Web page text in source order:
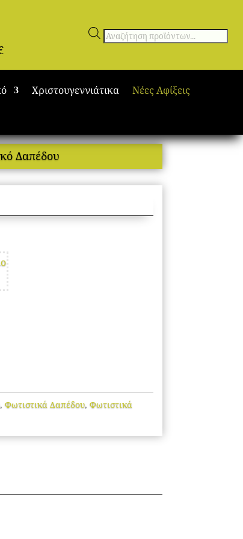
Αναζήτηση
Χριστουγεννιάτικα Νέες Αφίξεις
Δαπέδου
, Φωτιστικά Δαπέδου, Φωτιστικά